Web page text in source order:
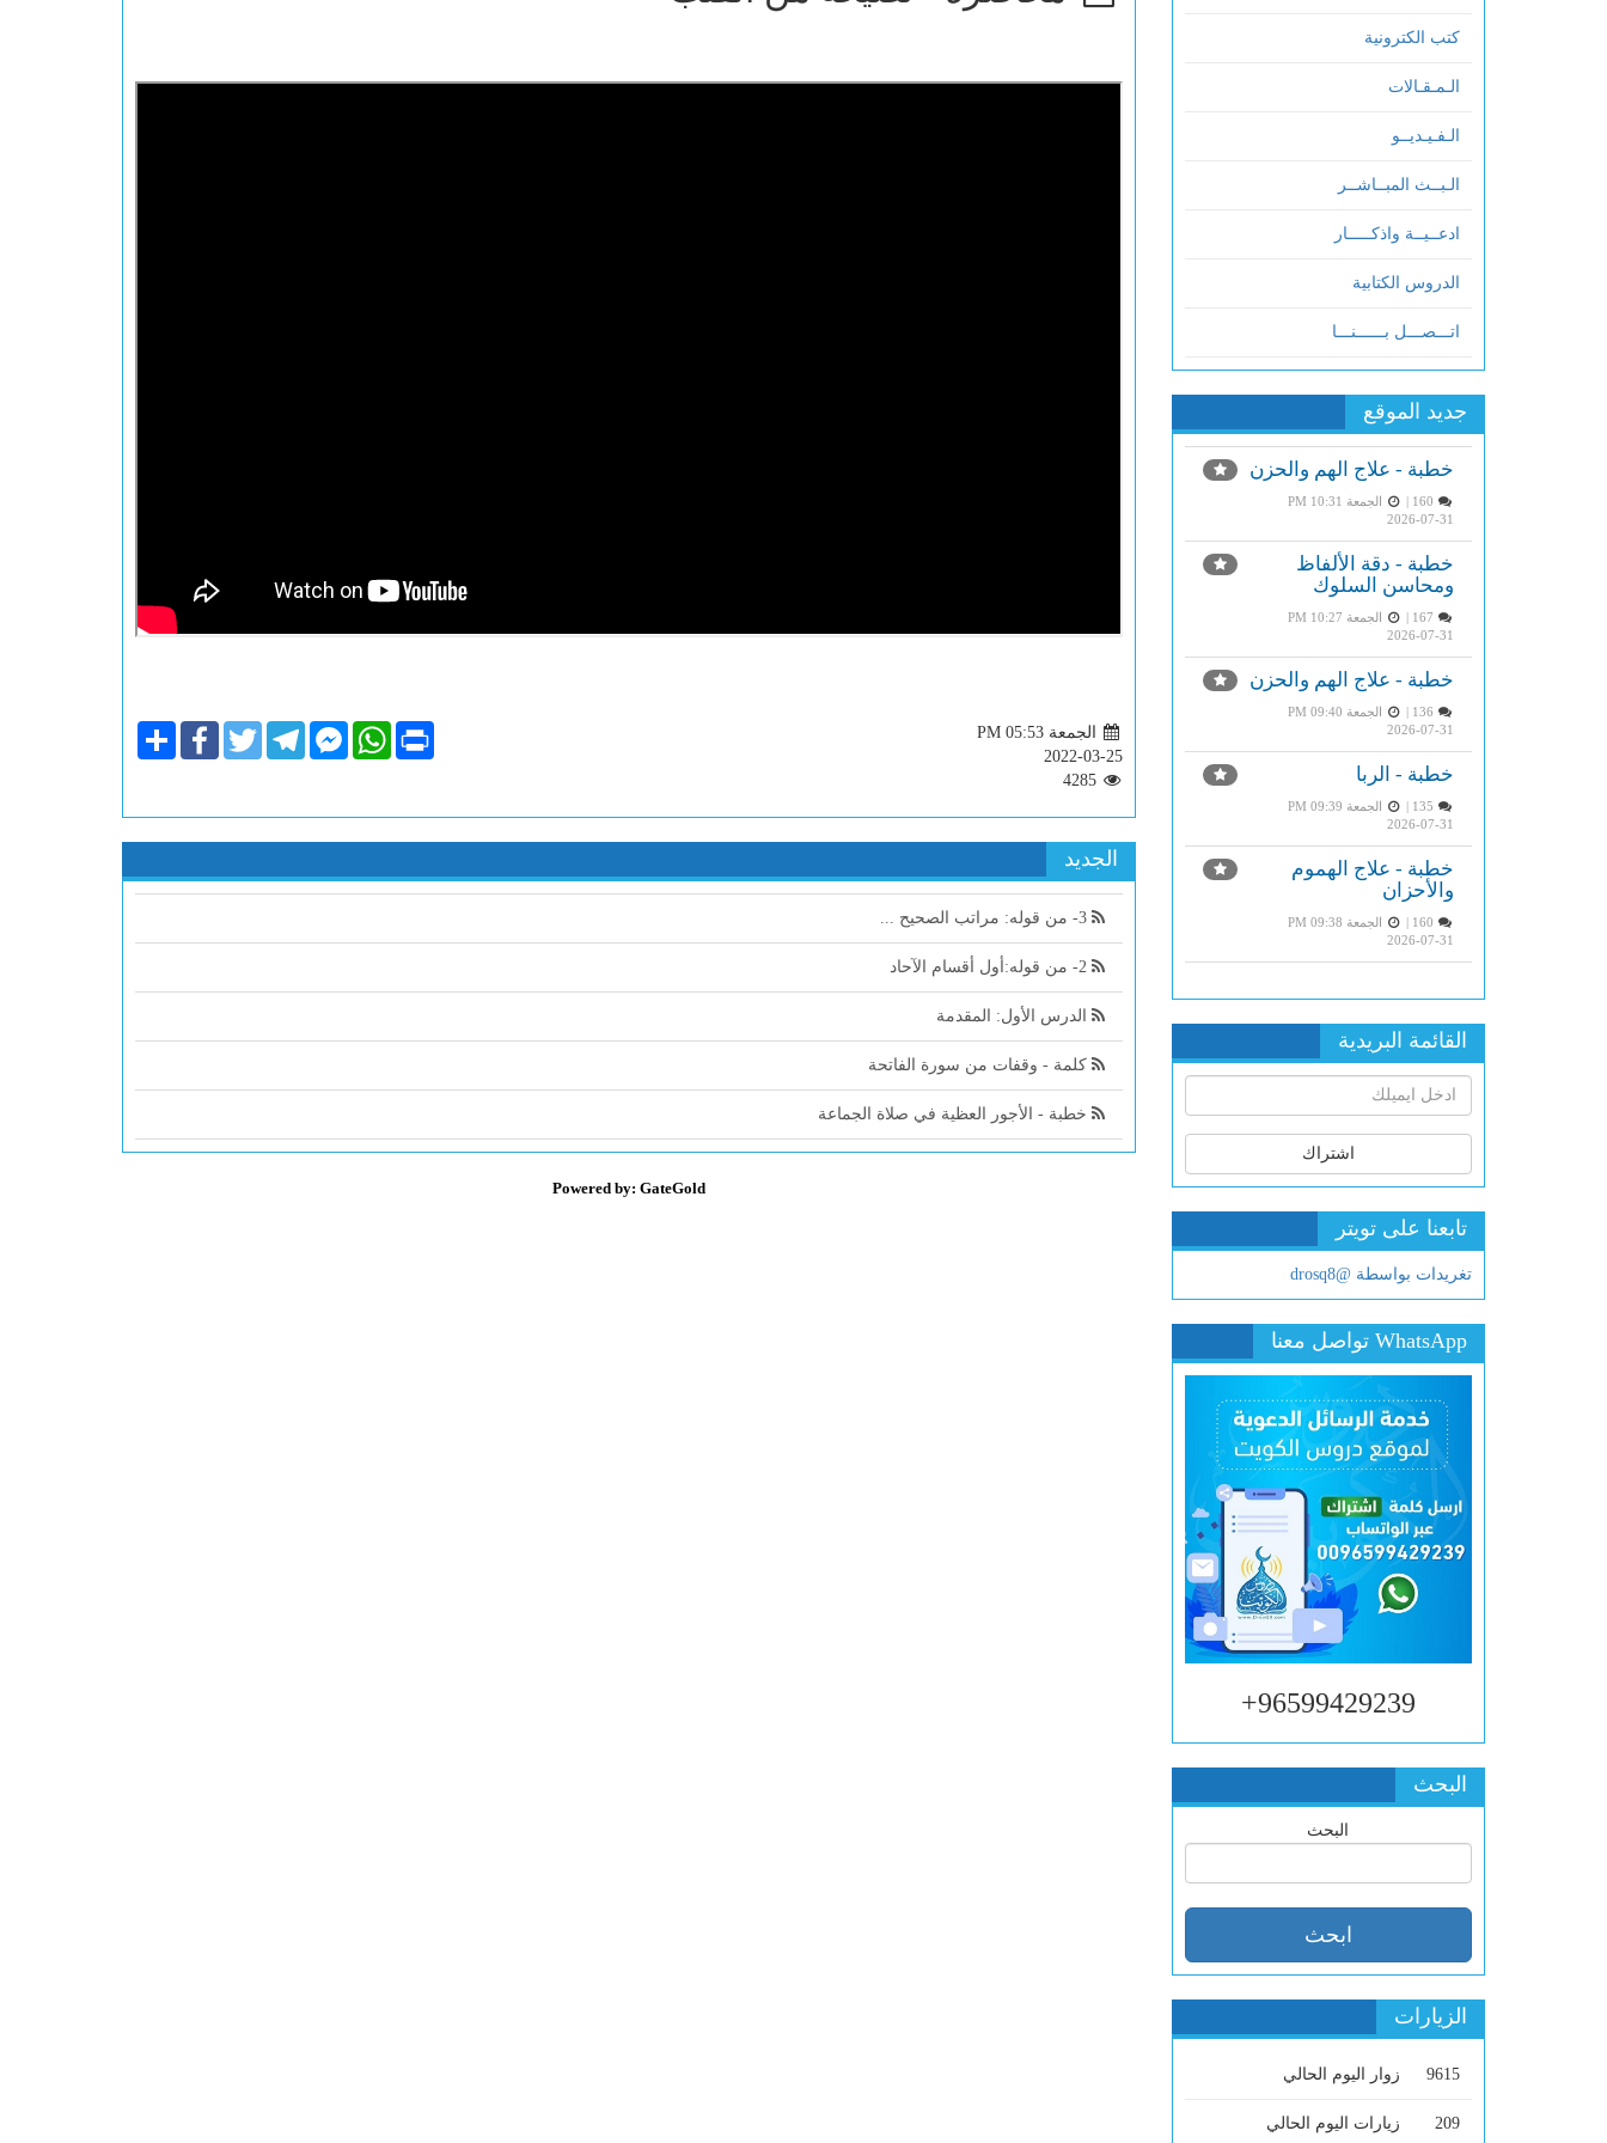
كتب الكترونية
الـمـقـالات
الـفـيـديــو
الـبــث المبــاشــر
ادعــيــة واذكـــــار
الدروس الكتابية
اتـــصـــل بــــــنـــا
جديد الموقع
خطبة - علاج الهم والحزن
الجمعة PM 10:31
2026-07-31
خطبة - دقة الألفاظ
ومحاسن السلوك
الجمعة PM 10:27
2026-07-31
خطبة - علاج الهم والحزن
الجمعة PM 09:40
2026-07-31
خطبة - الربا
الجمعة PM 09:39
2026-07-31
خطبة - علاج الهموم
والأحزان
الجمعة PM 09:38
2026-07-31
القائمة البريدية
اشتراك
تابعنا على تويتر
تغريدات بواسطة @drosq8
WhatsApp تواصل معنا
96599429239+
البحث
البحث
الزيارات
9615 زوار اليوم الحالي
209 زيارات اليوم الحالي
الجمعة PM 05:53
2022-03-25
4285
ShareFacebookTwitterTelegramFacebook
Messenger
WhatsApp Print
الجديد
3- من قوله: مراتب الصحيح ...
الدرس الأول: المقدمة
كلمة - وقفات من سورة الفاتحة
خطبة - الأجور العظية في صلاة الجماعة
Powered by: GateGold